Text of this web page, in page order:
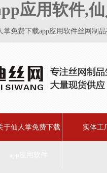
应用软件,
掌免费下载app应用软件丝网制品有
于仙人掌免费下载 实体工